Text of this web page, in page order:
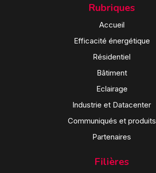
Rubriques
Accueil
Efficacité énergétique
Résidentiel
Bâtiment
Eclairage
Industrie et Datacenter
Communiqués et produits
Partenaires
Filières